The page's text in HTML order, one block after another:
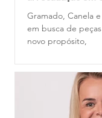
Gramado, Canela e
em busca de
novo propósito,